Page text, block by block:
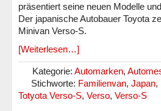
präsentiert seine neuen Modelle
Der japanische Autobauer Toyota
Minivan Verso-S.
[Weiterlesen…]
Kategorie: Automarken,
Stichworte: Familienvan, Japan,
Totyota Verso-S, Verso, Verso-S